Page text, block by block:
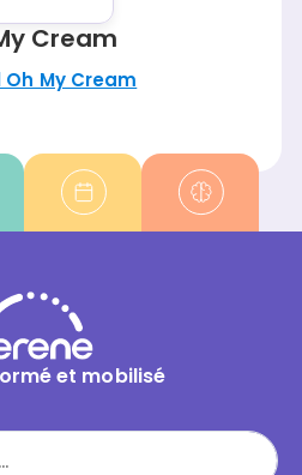
Cream
My Cream
et mobilisé